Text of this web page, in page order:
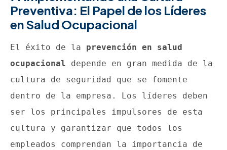
Preventiva: El Papel de los Líderes
en Salud Ocupacional
El éxito de la prevención en salud
ocupacional depende en gran medida de la
cultura de seguridad que se fomente
dentro de la empresa. Los líderes deben
ser los principales impulsores de esta
cultura y garantizar que todos los
empleados comprendan la importancia de